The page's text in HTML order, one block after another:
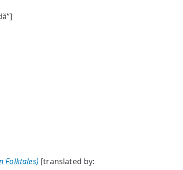
Folktales) [translated by: